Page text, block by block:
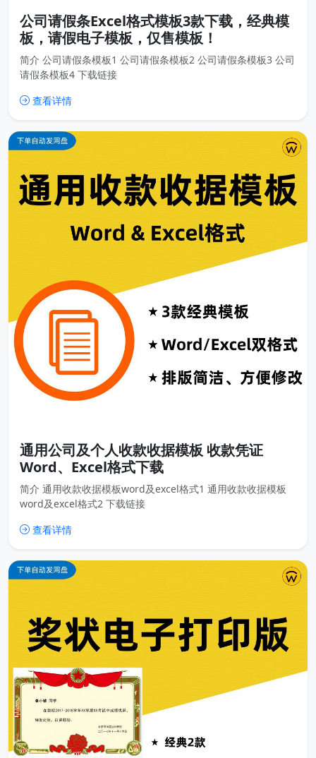
公司请假条Excel格式模板3款下载，经典模
板，请假电子模板，仅售模板！
简介 公司请假条模板1 公司请假条模板2 公司请假条模板3 公司
请假条模板4 下载链接
查看详情
通用公司及个人收款收据模板 收款凭证
Word、Excel格式下载
简介 通用收款收据模板word及excel格式1 通用收款收据模板
word及excel格式2 下载链接
查看详情